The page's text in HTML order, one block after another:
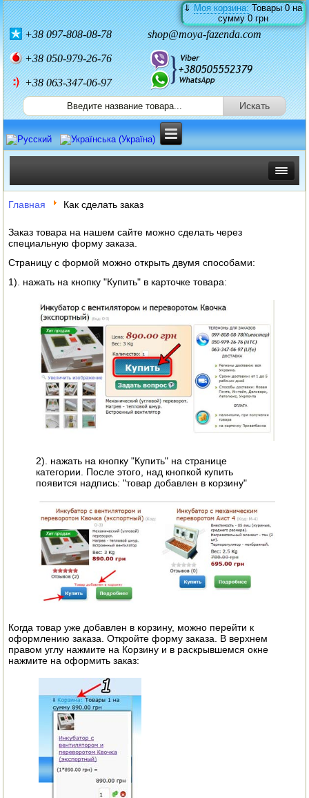
⇓Моя корзина:Товары0на
сумму0 грн
+38097-808-08-78 shop@moya-fazenda.com
+38050-979-26-76
+38 063-347-06-97
ИНКУБАТОРЫ
ЗЕРНОДРОБИЛКИ
КОРМОРЕЗКИ
СОЛОМОРЕЗКИ
АВТОКЛАВЫ
ДЛЯ ОГОРОДА
НАВЕСНОЕ ДЛЯ МОТОБЛОКОВ
СЕПАРАТОРЫ И МАСЛОБОЙКИ
СЫРОВАРНИ
ШИНКОВКИ
ДЛЯ ДОМА И САДА
ОБОГРЕВАТЕЛИ
ДРОВОКОЛЫ
ГАЗОВЫЕ БАЛЛОНЫ
НАСТОЛЬНЫЕ ПЛИТЫ
ЭЛЕКТРО И БЕНЗО ИНСТРУМЕНТ
ОПРЫСКИВАТЕЛИ
ЭЛЕКТРО ШАШЛЫЧНИЦЫ
СОКОВЫЖИМАЛКИ
СУШИЛКИ ПРОДУКТОВ
СОКОВАРКИ
Главная Как сделать заказ
Заказ товара на нашем сайте можно сделать через
специальную форму заказа.
Страницу с формой можно открыть двумя способами:
1). нажать на кнопку "Купить" в карточке товара:
2). нажать на кнопку "Купить" на странице
категории. После этого, над кнопкой купить
появится надпись: "товар добавлен в корзину"
Когда товар уже добавлен в корзину, можно перейти к
оформлению заказа. Откройте форму заказа. В верхнем
правом углу нажмите на Корзину и в раскрывшемся окне
нажмите на оформить заказ: